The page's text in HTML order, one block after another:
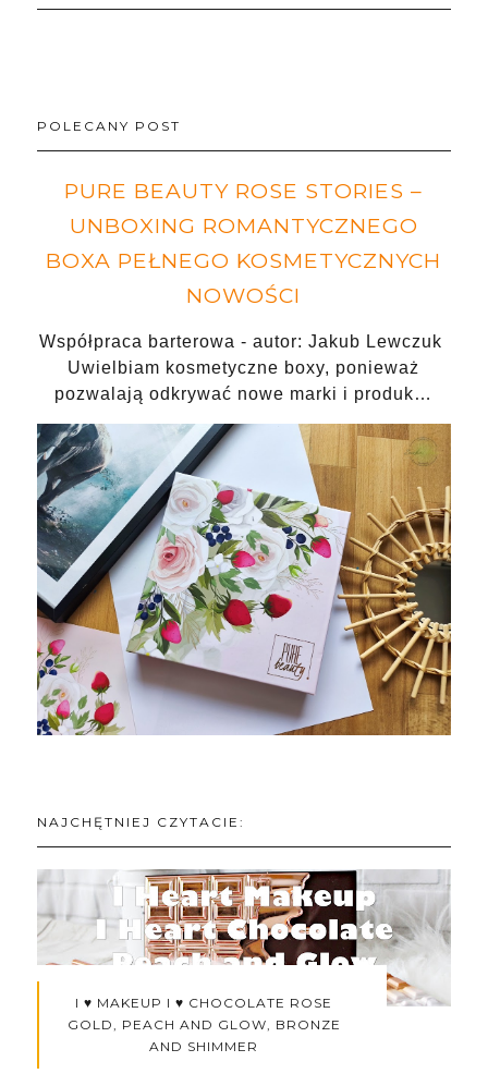
POLECANY POST
PURE BEAUTY ROSE STORIES –
UNBOXING ROMANTYCZNEGO
BOXA PEŁNEGO KOSMETYCZNYCH
NOWOŚCI
Współpraca barterowa - autor: Jakub Lewczuk
Uwielbiam kosmetyczne boxy, ponieważ
pozwalają odkrywać nowe marki i produk…
NAJCHĘTNIEJ CZYTACIE:
I ♥ MAKEUP I ♥ CHOCOLATE ROSE
GOLD, PEACH AND GLOW, BRONZE
AND SHIMMER